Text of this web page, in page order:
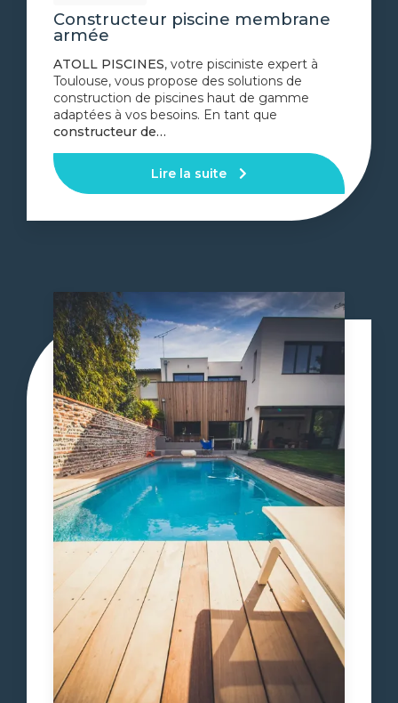
Constructeur piscine membrane
armée
ATOLL PISCINES, votre pisciniste expert à
Toulouse, vous propose des solutions de
construction de piscines haut de gamme
adaptées à vos besoins. En tant que
constructeur de…
Lire la suite